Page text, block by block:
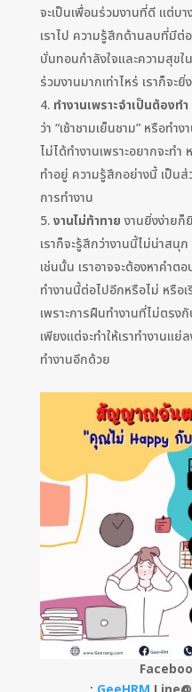
จะเป็นเพื่อนร่วมงานที่ดี แต่บ
เราไป ความรู้สึกด้านลบที่มีต่
บั่นทอนกำลังใจและความสุขใ
ร่วมงานมากเท่าไหร่ เราก็จะ
ทำงานเพราะจำเป็นต้องทำ
ว่า “เช้าชามเย็นชาม” หรือทำ
ไม่ได้ทำงานเพราะอยากจะท
ทำอยู่ ความรู้สึกอย่างนี้ เป็นส่
การทำงาน
งานไม่ท้าทายงานยิ่งง่ายก็
เราก็จะรู้สึกว่างานนี้ไม่น่าสนุ
เช่นนั้น เราอาจจะต้องหาคำตอ
ทำงานนี้ต่อไปอีกหรือไม่ หรือ
เพราะการฝืนทำงานที่ไม่ตรง
เพียงแต่จะทำให้เราทำงานแย่
ทำงานอีกด้วย